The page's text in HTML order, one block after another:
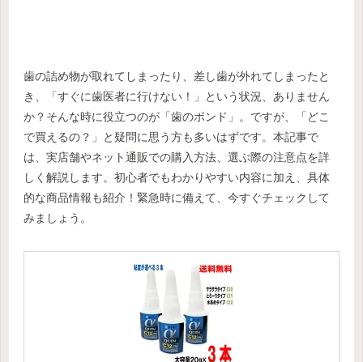
歯の詰め物が取れてしまったり、差し歯が外れてしまったと
き、「すぐに歯医者に行けない！」という状況、ありません
か？そんな時に役立つのが「歯のボンド」。ですが、「どこ
で買えるの？」と疑問に思う方も多いはずです。本記事で
は、実店舗やネット通販での購入方法、選ぶ際の注意点を詳
しく解説します。初心者でもわかりやすい内容に加え、具体
的な商品情報も紹介！緊急時に備えて、今すぐチェックして
みましょう。